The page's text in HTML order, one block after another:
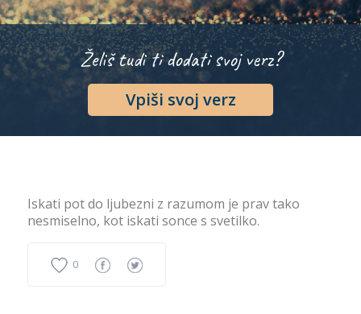
Želiš tudi ti dodati svoj verz?
Vpiši svoj verz
Iskati pot do ljubezni z razumom je prav tako
nesmiselno, kot iskati sonce s svetilko.
0